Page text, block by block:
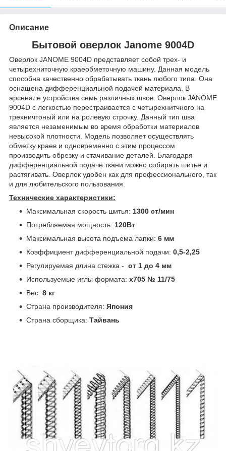
Описание
Бытовой оверлок Janome 9004D
Оверлок JANOME 9004D представляет собой трех- и
четырехниточную краеобметочную машину. Данная модель
способна качественно обрабатывать ткань любого типа. Она
оснащена дифференциальной подачей материала. В
арсенале устройства семь различных швов. Оверлок JANOME
9004D с легкостью перестраивается с четырехнитчного на
трехничтоный или на ролевую строчку. Данный тип шва
является незаменимым во время обработки материалов
невысокой плотности. Модель позволяет осуществлять
обметку краев и одновременно с этим процессом
производить обрезку и стачивание деталей. Благодаря
дифференциальной подаче ткани можно собирать шитье и
растягивать. Оверлок удобен как для профессионального, так
и для любительского пользования.
Технические характеристики:
Максимальная скорость шитья: 1300 ст/мин
Потребляемая мощность: 120Вт
Максимальная высота подъема лапки: 6 мм
Коэффициент дифференциальной подачи: 0,5-2,25
Регулируемая длина стежка - от 1 до 4 мм
Используемые иглы формата: х705 № 11/75
Вес: 8 кг
Страна производителя: Япония
Страна сборщика: Тайвань